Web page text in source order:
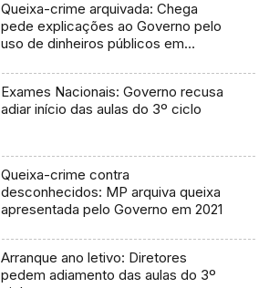
Queixa-crime arquivada: Chega
pede explicações ao Governo pelo
uso de dinheiros públicos em
Exames Nacionais: Governo recusa
adiar início das aulas do 3º ciclo
Queixa-crime contra
desconhecidos: MP arquiva queixa
apresentada pelo Governo em 2021
Arranque ano letivo: Diretores
pedem adiamento das aulas do 3º